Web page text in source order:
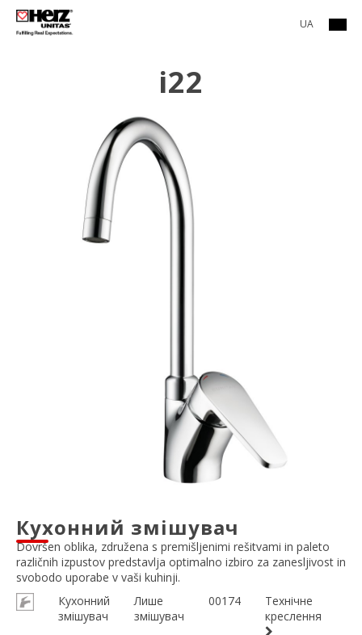
UA
i22
Кухонний змішувач
Dovršen oblika, združena s premišljenimi rešitvami in paleto
različnih izpustov predstavlja optimalno izbiro za zanesljivost in
svobodo uporabe v vaši kuhinji.
Кухонний
змішувач
Лише
змішувач
00174
Технічне
креслення